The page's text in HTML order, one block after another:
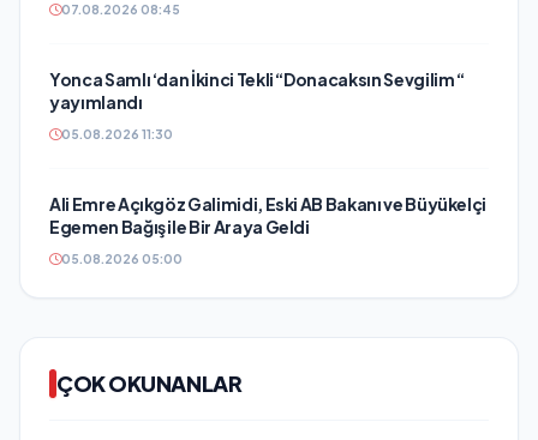
07.08.2026 08:45
Yonca Samlı ‘dan İkinci Tekli “Donacaksın Sevgilim “
yayımlandı
05.08.2026 11:30
Ali Emre Açıkgöz Galimidi, Eski AB Bakanı ve Büyükelçi
Egemen Bağış ile Bir Araya Geldi
05.08.2026 05:00
ÇOK OKUNANLAR